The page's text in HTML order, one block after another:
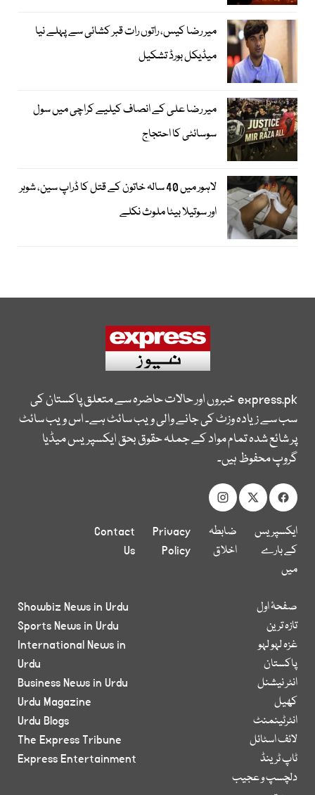
میر رضا کیس، راتوں رات قبر کشائی سے پہلے نیا
میڈیکل بورڈ تشکیل
میر رضا علی کے انصاف کیلیے کراچی میں سول
سوسائٹی کا احتجاج
لاہور میں 40 سالہ خاتون کے قتل کا ڈراپ سین، شوہر
اور سوتیلا بیٹا ملوث نکلے
express.pkخبروں اور حالات حاضرہ سے متعلق پاکستان کی
سب سے زیادہ وزٹ کی جانے والی ویب سائٹ ہے۔ اس ویب سائٹ
پر شائع شدہ تمام مواد کے جملہ حقوق بحق ایکسپریس میڈیا
گروپ محفوظ ہیں۔
ایکسپریس
کے بارے
میں
ضابطہ
اخلاق
Privacy
Policy
Contact
Us
صفحۂ اول
تازہ ترین
غزہ لہو لہو
پاکستان
انٹر نیشنل
کھیل
انٹرٹینمنٹ
لائف اسٹائل
ٹاپ ٹرینڈ
دلچسپ و عجیب
Showbiz News in Urdu
Sports News in Urdu
International News in
Urdu
Business News in Urdu
Urdu Magazine
Urdu Blogs
The Express Tribune
Express Entertainment